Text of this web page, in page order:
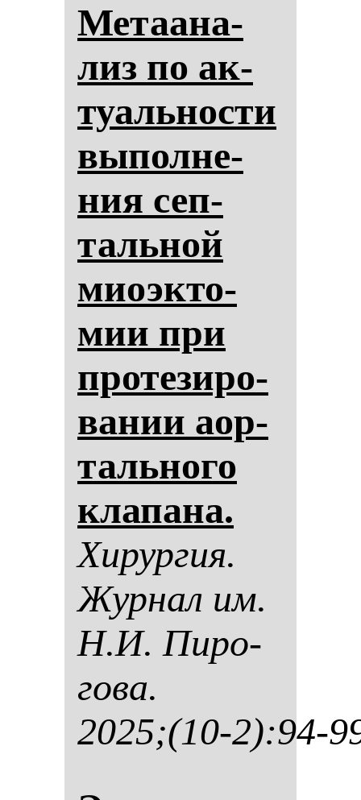
Ме­та­ана­
лиз по ак­
ту­аль­нос­ти
вы­пол­не­
ния сеп­
таль­ной
миоэк­то­
мии при
про­те­зи­ро­
ва­нии аор­
таль­но­го
кла­па­на.
Хи­рур­гия.
Жур­нал им.
Н.И. Пи­ро­
го­ва.
2025;(10-2):94-